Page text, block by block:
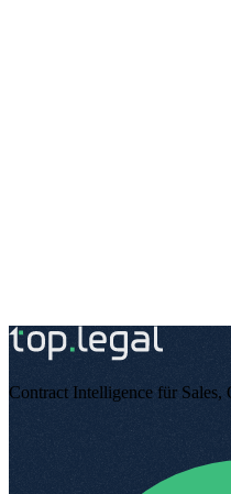
Contract Intelligence für Sales,